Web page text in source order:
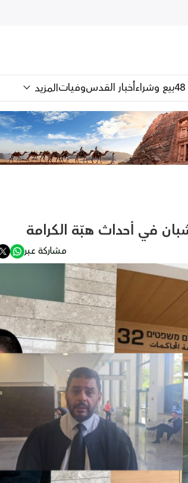
بيع وشراءأخبار القدسوفياتالمزيد
مشاركة عبر